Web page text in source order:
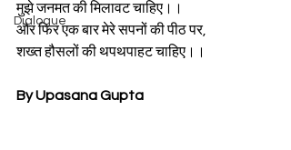
Dialogue
मुझे जनमत की मिलावट चाहिए।।
और फिर एक बार मेरे सपनों की पीठ पर,
शख्त हौसलों की थपथपाहट चाहिए।।
By Upasana Gupta